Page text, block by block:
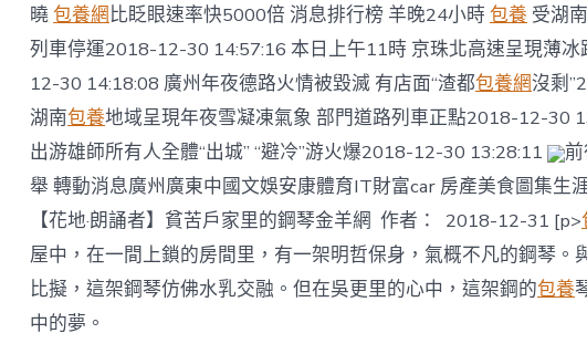
曉包養網比眨眼速率快5000倍 消息排行榜 羊晚24小時 包養 受湖
列車停運2018-12-30 14:57:16 本日上午11時 京珠北高速呈現薄
12-30 14:18:08 廣州年夜德路火情被毀滅 有店面“渣都包養網沒剩
湖南包養地域呈現年夜雪凝凍氣象 部門道路列車正點2018-12-30
出游雄師所有人全體“出城” “避冷”游火爆2018-12-30 13:28:11
舉 轉動消息廣州廣東中國文娛安康體育IT財富car 房產美食圖集生
【花地·朗誦者】貧苦戶家里的鋼琴金羊網 作者： 2018-12-31 [p>
屋中，在一間上鎖的房間里，有一架明哲保身，氣概不凡的鋼琴。
比擬，這架鋼琴仿佛水乳交融。但在吳更里的心中，這架鋼的包養
中的夢。